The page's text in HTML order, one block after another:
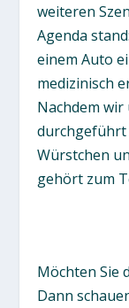
weiteren
Agenda
einem Auto
medizinisch
Nachdem
durchgeführt
Würstchen
gehört zum
Möchten Sie
Dann